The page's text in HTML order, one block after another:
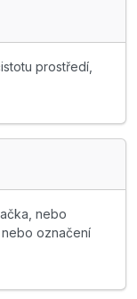
prostředí,
nebo
označení